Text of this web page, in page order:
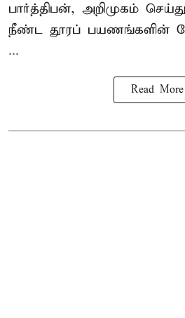
பார்த்திபன், அறிமுகம்
நீண்ட தூரப் பயணங்களின்
...
Read More